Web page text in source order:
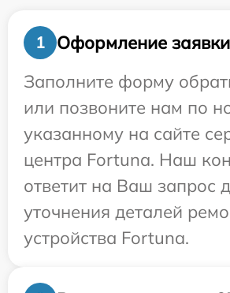
1
Оформление заявки
Заполните форму
или позвоните нам по
указанному на сайте
центра Fortuna. Наш
ответит на Ваш запрос
уточнения деталей
устройства Fortuna.